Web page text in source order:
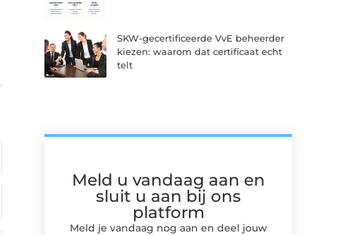
SKW-gecertificeerde VvE beheerder
kiezen: waarom dat certificaat echt
telt
Meld u vandaag aan en
sluit u aan bij ons
platform
Meld je vandaag nog aan en deel jouw